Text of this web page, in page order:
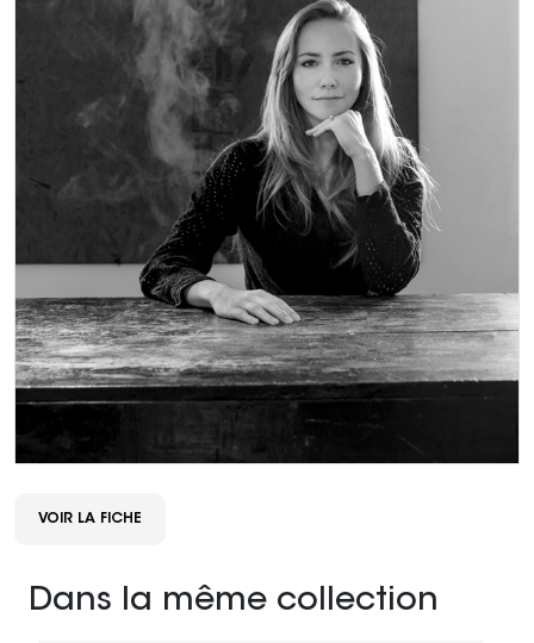
VOIR LA FICHE
Dans la même collection